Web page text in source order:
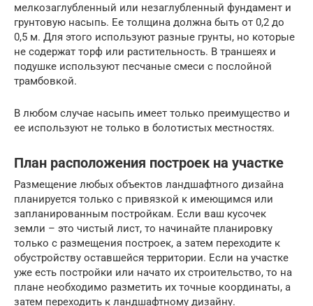
мелкозаглубленный или незаглубленный фундамент и
грунтовую насыпь. Ее толщина должна быть от 0,2 до
0,5 м. Для этого используют разные грунты, но которые
не содержат торф или растительность. В траншеях и
подушке используют песчаные смеси с послойной
трамбовкой.
В любом случае насыпь имеет только преимущество и
ее используют не только в болотистых местностях.
План расположения построек на участке
Размещение любых объектов ландшафтного дизайна
планируется только с привязкой к имеющимся или
запланированным постройкам. Если ваш кусочек
земли – это чистый лист, то начинайте планировку
только с размещения построек, а затем переходите к
обустройству оставшейся территории. Если на участке
уже есть постройки или начато их строительство, то на
плане необходимо разметить их точные координаты, а
затем переходить к ландшафтному дизайну.